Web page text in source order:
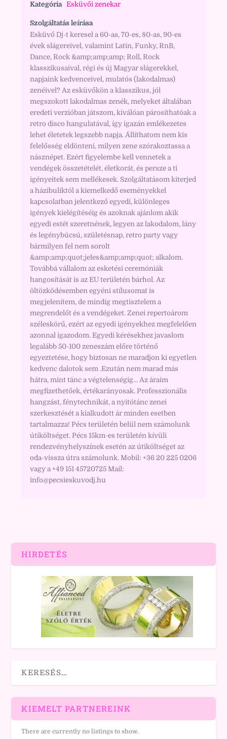
Kategória Esküvői zenekar
Szolgáltatás leírása
Esküvő Dj-t keresel a 60-as, 70-es, 80-as, 90-es
évek slágereivel, valamint Latin, Funky, RnB,
Dance, Rock &amp;amp;amp; Roll, Rock
klasszikusaival, régi és új Magyar slágerekkel,
napjaink kedvenceivel, mulatós (lakodalmas)
zenéivel? Az esküvőkön a klasszikus, jól
megszokott lakodalmas zenék, melyeket általában
eredeti verzióban játszom, kiválóan párosíthatóak a
retro disco hangulatával, így igazán emlékezetes
lehet életetek legszebb napja. Állíthatom nem kis
felelősség eldönteni, milyen zene szórakoztassa a
násznépet. Ezért figyelembe kell vennetek a
vendégek összetételét, életkorát, és persze a ti
igényeitek sem mellékesek. Szolgáltatásom kiterjed
a házibuliktól a kiemelkedő eseményekkel
kapcsolatban jelentkező egyedi, különleges
igények kielégítéséig és azoknak ajánlom akik
egyedi estét szeretnének, legyen az lakodalom, lány
és legénybúcsú, születésnap, retro party vagy
bármilyen fel nem sorolt
&amp;amp;quot;jeles&amp;amp;quot; alkalom.
Továbbá vállalom az esketési ceremóniák
hangosítását is az EU területén bárhol. Az
öltözködésemben egyéni stílusomat is
megjelenítem, de mindig megtisztelem a
megrendelőt és a vendégeket. Zenei repertoárom
széleskörű, ezért az egyedi igényekhez megfelelően
azonnal igazodom. Egyedi kérésekhez javaslom
legalább 50-100 zeneszám előre történő
egyeztetése, hogy biztosan ne maradjon ki egyetlen
kedvenc dalotok sem .Ezután nem marad más
hátra, mint tánc a végtelenségig... Az áraim
megfizethetőek, értékarányosak. Professzionális
hangzást, fénytechnikát, a nyitótánc zenei
szerkesztését a kialkudott ár minden esetben
tartalmazza! Pécs területén belül nem számolunk
útiköltséget. Pécs 15km-es területén kívüli
rendezvényhelyszínek esetén az útiköltséget az
oda-vissza útra számolunk. Mobil: +36 20 225 0206
vagy a +49 151 45720725 Mail:
info@pecsieskuvodj.hu
HIRDETÉS
KIEMELT PARTNEREINK
There are currently no listings to show.